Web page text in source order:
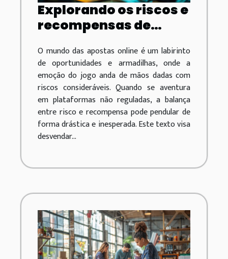
Explorando os riscos e
recompensas de
plataformas não
reguladas
O mundo das apostas online é um labirinto
de oportunidades e armadilhas, onde a
emoção do jogo anda de mãos dadas com
riscos consideráveis. Quando se aventura
em plataformas não reguladas, a balança
entre risco e recompensa pode pendular de
forma drástica e inesperada. Este texto visa
desvendar...